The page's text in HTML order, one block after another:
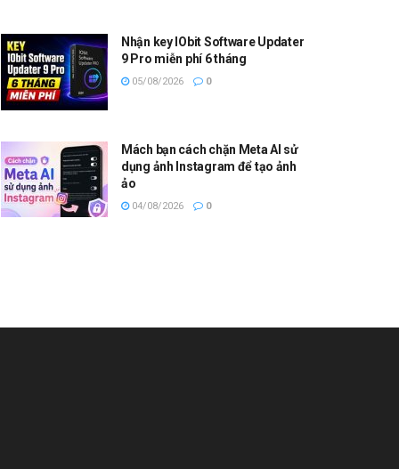
Nhận key IObit Software Updater
9 Pro miễn phí 6 tháng
05/08/2026 0
Mách bạn cách chặn Meta AI sử
dụng ảnh Instagram để tạo ảnh
ảo
04/08/2026 0